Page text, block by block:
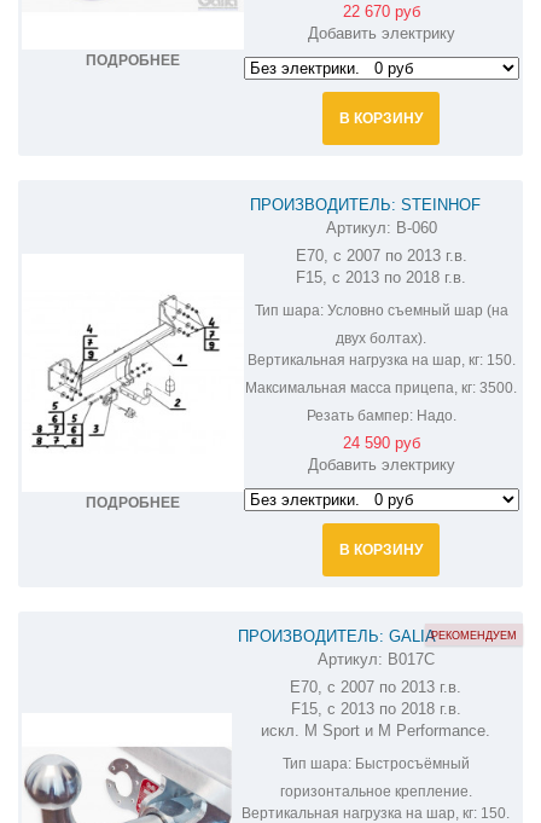
ПОДРОБНЕЕ
22 670 руб
Добавить электрику
В КОРЗИНУ
ПОДРОБНЕЕ
ПРОИЗВОДИТЕЛЬ: STEINHOF
ФАРКОП НА BMW X5 B-060
Артикул: B-060
E70, с 2007 по 2013 г.в.
F15, с 2013 по 2018 г.в.
Тип шара:Условно съемный шар (на
двух болтах).
Вертикальная нагрузка на шар, кг:150.
Максимальная масса прицепа, кг: 3500.
Резать бампер:Надо.
24 590 руб
Добавить электрику
В КОРЗИНУ
ПРОИЗВОДИТЕЛЬ: GALIA
ОЦИНКОВАННЫЙ ФАРКОП НА BMW X5
B017C
Артикул: B017C
E70, с 2007 по 2013 г.в.
F15, с 2013 по 2018 г.в.
искл. M Sport и M Performance.
Тип шара:Быстросъёмный
горизонтальное крепление.
Вертикальная нагрузка на шар, кг: 150.
РЕКОМЕНДУЕМ